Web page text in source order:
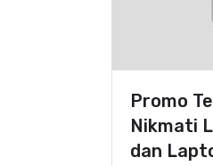
Promo
Nikmati
dan